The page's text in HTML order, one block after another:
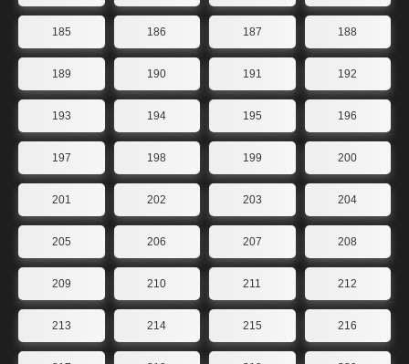
185 186 187 188
189 190 191 192
193 194 195 196
197 198 199 200
201 202 203 204
205 206 207 208
209 210 211 212
213 214 215 216